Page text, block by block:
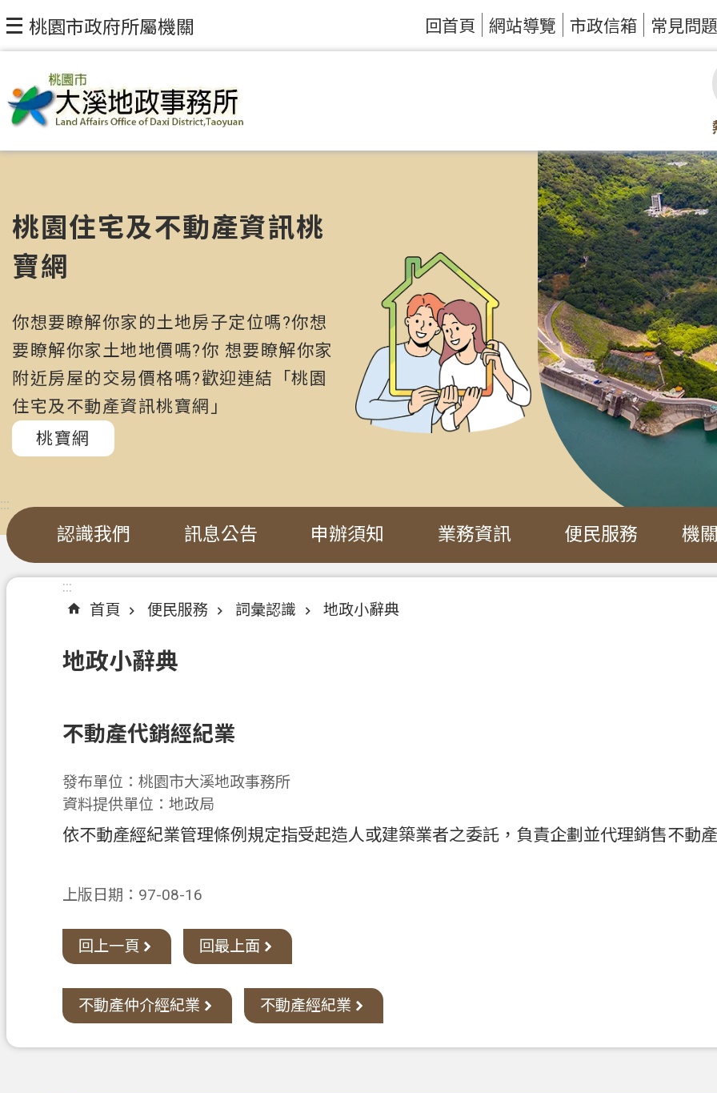
桃園市政府所屬機關 回首頁 網站導覽 市政信箱 常見問題
桃園住宅及不動產資訊桃
寶網
你想要瞭解你家的土地房子定位嗎?你想
要瞭解你家土地地價嗎?你 想要瞭解你家
附近房屋的交易價格嗎?歡迎連結「桃園
住宅及不動產資訊桃寶網」
桃寶網
:::
認識我們 訊息公告 申辦須知 業務資訊 便民服務 機
:::
首頁
便民服務 詞彙認識 地政小辭典
地政小辭典
不動產代銷經紀業
發布單位：桃園市大溪地政事務所
資料提供單位：地政局
依不動產經紀業管理條例規定指受起造人或建築業者之委託，負責企劃並代理銷售不動產
上版日期：97-08-16
回上一頁 回最上面
不動產仲介經紀業 不動產經紀業